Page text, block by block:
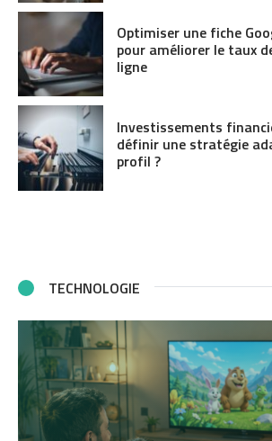
Optimiser une fiche
pour améliorer le taux
ligne
Investissements
définir une stratégie
profil ?
TECHNOLOGIE